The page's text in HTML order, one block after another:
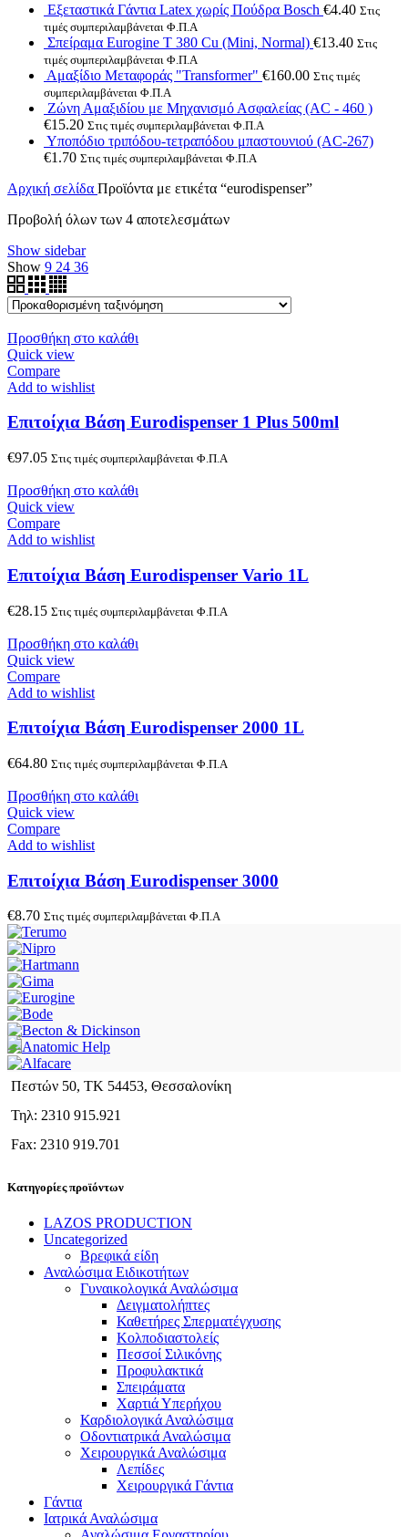
Εξεταστικά Γάντια Latex χωρίς Πούδρα Bosch €4.40 Στις
τιμές συμπεριλαμβάνεται Φ.Π.Α
Σπείραμα Eurogine Τ 380 Cu (Mini, Normal) €13.40 Στις
τιμές συμπεριλαμβάνεται Φ.Π.Α
Αμαξίδιο Μεταφοράς "Transformer" €160.00 Στις τιμές
συμπεριλαμβάνεται Φ.Π.Α
Ζώνη Αμαξιδίου με Μηχανισμό Ασφαλείας (AC - 460 )
€15.20 Στις τιμές συμπεριλαμβάνεται Φ.Π.Α
Υποπόδιο τριπόδου-τετραπόδου μπαστουνιού (AC-267)
€1.70 Στις τιμές συμπεριλαμβάνεται Φ.Π.Α
Αρχική σελίδα Προϊόντα με ετικέτα “eurodispenser”
Προβολή όλων των 4 αποτελεσμάτων
Show sidebar
Show 9 24 36
Προσθήκη στο καλάθι
Quick view
Compare
Add to wishlist
Επιτοίχια Βάση Eurodispenser 1 Plus 500ml
€97.05 Στις τιμές συμπεριλαμβάνεται Φ.Π.Α
Προσθήκη στο καλάθι
Quick view
Compare
Add to wishlist
Επιτοίχια Βάση Eurodispenser Vario 1L
€28.15 Στις τιμές συμπεριλαμβάνεται Φ.Π.Α
Προσθήκη στο καλάθι
Quick view
Compare
Add to wishlist
Επιτοίχια Βάση Eurodispenser 2000 1L
€64.80 Στις τιμές συμπεριλαμβάνεται Φ.Π.Α
Προσθήκη στο καλάθι
Quick view
Compare
Add to wishlist
Επιτοίχια Βάση Eurodispenser 3000
€8.70 Στις τιμές συμπεριλαμβάνεται Φ.Π.Α
Πεστών 50, ΤΚ 54453, Θεσσαλονίκη
Τηλ: 2310 915.921
Fax: 2310 919.701
Κατηγορίες προϊόντων
LAZOS PRODUCTION
Uncategorized
Βρεφικά είδη
Αναλώσιμα Ειδικοτήτων
Γυναικολογικά Αναλώσιμα
Δειγματολήπτες
Καθετήρες Σπερματέγχυσης
Κολποδιαστολείς
Πεσσοί Σιλικόνης
Προφυλακτικά
Σπειράματα
Χαρτιά Υπερήχου
Καρδιολογικά Αναλώσιμα
Οδοντιατρικά Αναλώσιμα
Χειρουργικά Αναλώσιμα
Λεπίδες
Χειρουργικά Γάντια
Γάντια
Ιατρικά Αναλώσιμα